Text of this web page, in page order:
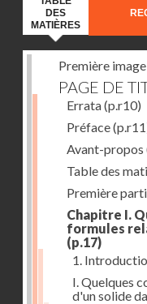
DES
MATIÈRES
Première image
PAGE DE
Errata(p.r10)
Préface
Avant-propos
Table des
Première
Chapitre I.
formules
(p.17)
1.
I. Quelques
d'un solide